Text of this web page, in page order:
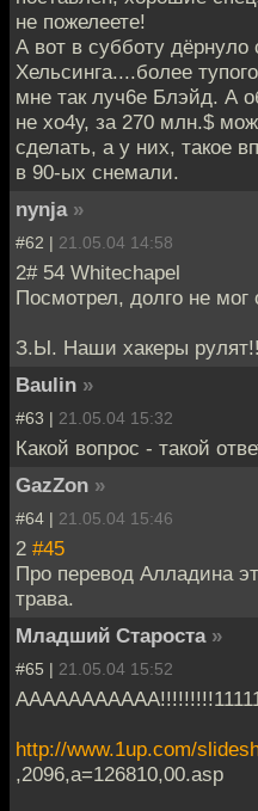
не пожелеете!
А вот в субботу дёрнуло
Хельсинга....более
мне так луч6е Блэйд. А
не хо4у, за 270 млн.$
сделать, а у них, такое
в 90-ых снемали.
nynja »
#62 | 21.05.04 14:58
2# 54 Whitechapel
Посмотрел, долго не
З.Ы. Наши хакеры
Baulin »
#63 | 21.05.04 15:32
Какой вопрос - такой
GazZon »
#64 | 21.05.04 15:46
2 #45
Про перевод Алладина
трава.
Младший Староста »
#65 | 21.05.04 15:52
http://www.1up.com/
,2096,a=126810,00.asp